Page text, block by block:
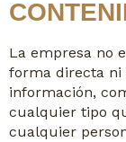
La empresa no
forma directa ni
información,
cualquier tipo
cualquier